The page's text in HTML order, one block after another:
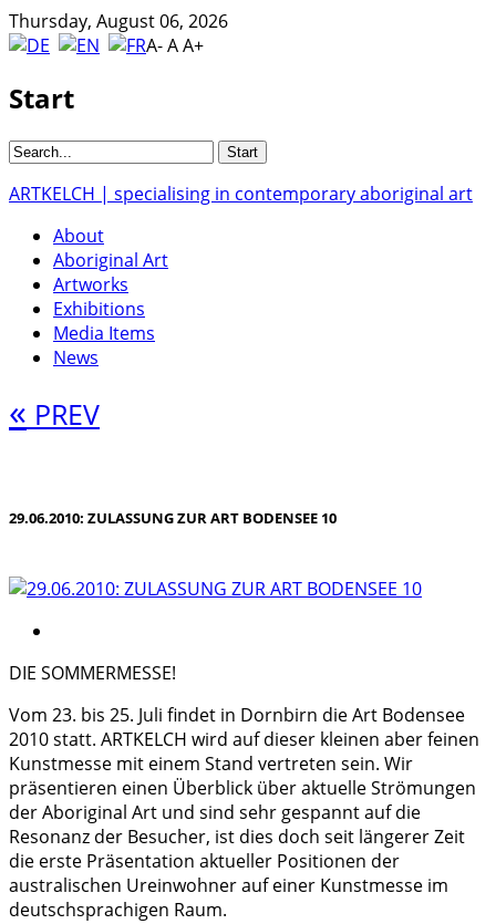
Thursday, August 06, 2026
A-AA+
Start
ARTKELCH | specialising in contemporary aboriginal art
About
Aboriginal Art
Artworks
Exhibitions
Media Items
News
« PREV
29.06.2010: ZULASSUNG ZUR ART BODENSEE 10
DIE SOMMERMESSE!
Vom 23. bis 25. Juli findet in Dornbirn die Art Bodensee
2010 statt. ARTKELCH wird auf dieser kleinen aber feinen
Kunstmesse mit einem Stand vertreten sein. Wir
präsentieren einen Überblick über aktuelle Strömungen
der Aboriginal Art und sind sehr gespannt auf die
Resonanz der Besucher, ist dies doch seit längerer Zeit
die erste Präsentation aktueller Positionen der
australischen Ureinwohner auf einer Kunstmesse im
deutschsprachigen Raum.